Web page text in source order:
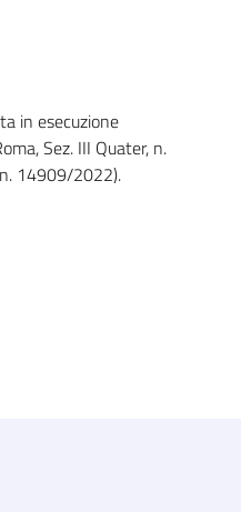
in esecuzione
Sez. III Quater, n.
14909/2022).